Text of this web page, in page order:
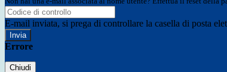
E-mail inviata, si prega di controllare la casella di posta
Errore
Chiudi